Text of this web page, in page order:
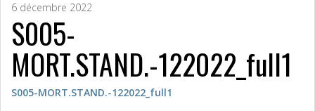
6 décembre 2022
S005-
MORT.STAND.-122022_full1
S005-MORT.STAND.-122022_full1